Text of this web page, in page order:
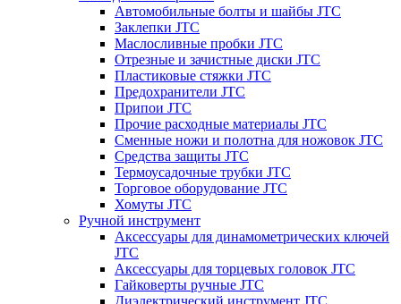
Автомобильные болты и шайбы JTC
Заклепки JTC
Маслосливные пробки JTC
Отрезные и зачистные диски JTC
Пластиковые стяжки JTC
Предохранители JTC
Припои JTC
Прочие расходные материалы JTC
Сменные ножи и полотна для ножовок JTC
Средства защиты JTC
Термоусадочные трубки JTC
Торговое оборудование JTC
Хомуты JTC
Ручной инструмент
Аксессуары для динамометрических ключей
JTC
Аксессуары для торцевых головок JTC
Гайковерты ручные JTC
Диэлектрический инструмент JTC